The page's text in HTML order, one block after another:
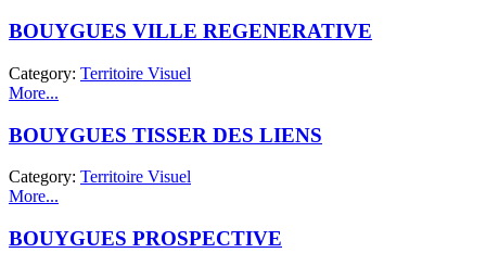
BOUYGUES VILLE REGENERATIVE
Category: Territoire Visuel
More...
BOUYGUES TISSER DES LIENS
Category: Territoire Visuel
More...
BOUYGUES PROSPECTIVE